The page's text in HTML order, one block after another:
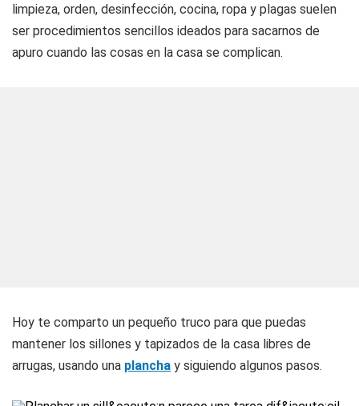
limpieza, orden, desinfección, cocina, ropa y plagas suelen
ser procedimientos sencillos ideados para sacarnos de
apuro cuando las cosas en la casa se complican.
Hoy te comparto un pequeño truco para que puedas
mantener los sillones y tapizados de la casa libres de
arrugas, usando una plancha y siguiendo algunos pasos.